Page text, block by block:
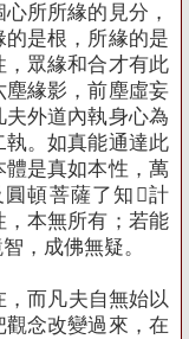
所所緣的見分，
是根，所緣的是
眾緣和合才有此
緣影，前塵虛妄
外道內執身心為
。如真能通達此
是真如本性，萬
頓菩薩了知計
，本無所有；若能
，成佛無疑。
而凡夫自無始以
念改變過來，在